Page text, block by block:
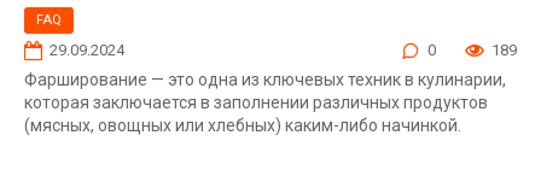
FAQ
29.09.2024 0 189
Фарширование — это одна из ключевых техник в кулинарии,
которая заключается в заполнении различных продуктов
(мясных, овощных или хлебных) каким-либо начинкой.